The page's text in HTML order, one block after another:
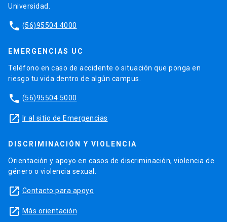
Universidad.
phone (56)95504 4000
EMERGENCIAS UC
Teléfono en caso de accidente o situación que ponga en
riesgo tu vida dentro de algún campus.
phone (56)95504 5000
launch Ir al sitio de Emergencias
DISCRIMINACIÓN Y VIOLENCIA
Orientación y apoyo en casos de discriminación, violencia de
género o violencia sexual.
launch Contacto para apoyo
launch Más orientación